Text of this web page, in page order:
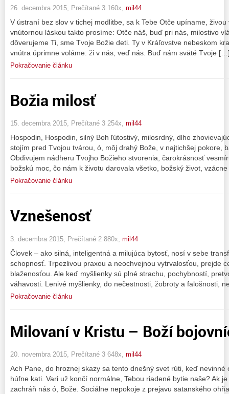
26. decembra 2015, Prečítané 3 160x, mil44
V ústraní bez slov v tichej modlitbe, sa k Tebe Otče upíname,
vnútornou láskou takto prosíme: Otče náš, buď pri nás, milostivo
dôverujeme Ti, sme Tvoje Božie deti. Ty v Kráľovstve nebeskom
vnútra úprimne voláme: ži v nás, veď nás. Buď nám sväté Tvoje
Pokračovanie článku
Božia milosť
15. decembra 2015, Prečítané 3 254x, mil44
Hospodin, Hospodin, silný Boh ľútostivý, milosrdný, dlho
stojím pred Tvojou tvárou, ó, môj drahý Bože, v najtichšej pokore,
Obdivujem nádheru Tvojho Božieho stvorenia, čarokrásnosť
božskú moc, čo nám k životu darovala všetko, božský život,
Pokračovanie článku
Vznešenosť
3. decembra 2015, Prečítané 2 880x, mil44
Človek – ako silná, inteligentná a milujúca bytosť, nosí v sebe
schopnosť. Trpezlivou praxou a neochvejnou vytrvalosťou, prejde
blaženosťou. Ale keď myšlienky sú plné strachu, pochybností,
váhavosti. Lenivé myšlienky, do nečestnosti, žobroty a falošnosti,
Pokračovanie článku
Milovaní v Kristu – Boží
20. novembra 2015, Prečítané 3 648x, mil44
Ach Pane, do hroznej skazy sa tento dnešný svet rúti, keď
húfne kati. Vari už končí normálne, Tebou riadené bytie naše? Ak
zachráň nás ó, Bože. Sociálne nepokoje z prejavu satanského